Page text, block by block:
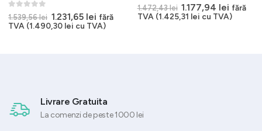
0 out of 5
1.539,56lei Prețul
inițial
a
1.231,65 leiPrețul
curent
fără
TVA (1.490,30 lei cu TVA)
0 out of 5
1.472,43lei Prețul
inițial
1.177,94 lei Prețul
curent
fără
TVA (1.425,31 lei cu TVA)
Livrare Gratuita
La comenzi de peste 1000 lei